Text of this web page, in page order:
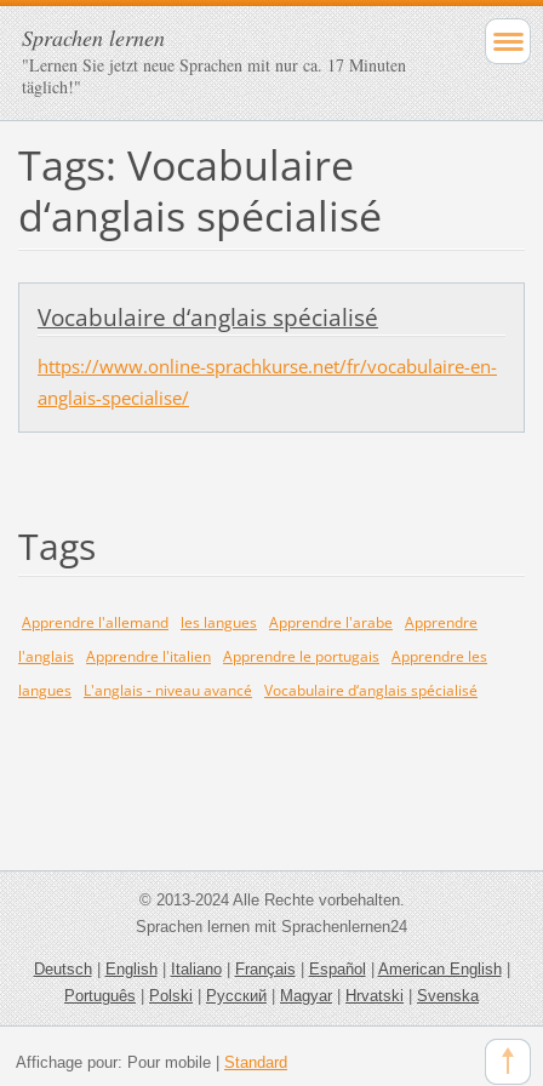
Sprachen lernen
"Lernen Sie jetzt neue Sprachen mit nur ca. 17 Minuten
täglich!"
Tags: Vocabulaire
d‘anglais spécialisé
Vocabulaire d‘anglais spécialisé
https://www.online-sprachkurse.net/fr/vocabulaire-en-
anglais-specialise/
Tags
Apprendre l'allemand les langues Apprendre l'arabe
Apprendre
l'anglais Apprendre l'italien Apprendre le portugais Apprendre les
langues
L'anglais - niveau avancé Vocabulaire d‘anglais spécialisé
© 2013-2024 Alle Rechte vorbehalten.
Sprachen lernen mit Sprachenlernen24
Deutsch|English|Italiano|Français|Español|American English|
Português|Polski|Русский|Magyar|Hrvatski|Svenska
Affichage pour: Pour mobile| Standard